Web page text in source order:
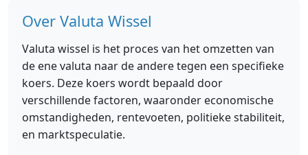
Over Valuta Wissel
Valuta wissel is het proces van het omzetten van
de ene valuta naar de andere tegen een specifieke
koers. Deze koers wordt bepaald door
verschillende factoren, waaronder economische
omstandigheden, rentevoeten, politieke stabiliteit,
en marktspeculatie.